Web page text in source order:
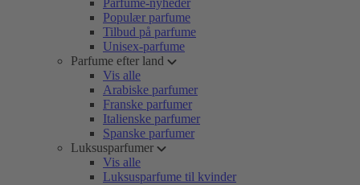
Parfume-nyheder
Populær parfume
Tilbud på parfume
Unisex-parfume
Parfume efter land
Vis alle
Arabiske parfumer
Franske parfumer
Italienske parfumer
Spanske parfumer
Luksusparfumer
Vis alle
Luksusparfume til kvinder